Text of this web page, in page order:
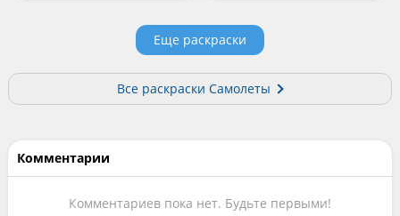
Еще раскраски
Все раскраски Самолеты
Комментарии
Комментариев пока нет. Будьте первыми!